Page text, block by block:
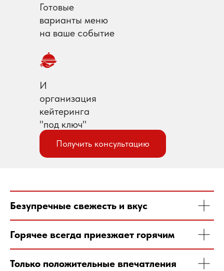
И
организация
кейтеринга
"под ключ"
Готовые
варианты меню
на ваше событие
Получить консультацию
Безупречные свежесть и вкус
Горячее всегда приезжает горячим
Только положительные впечатления
Готовые предложения
Есть особые пожелания
по меню?
Напишите нам в Telegram или